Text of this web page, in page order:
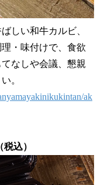
しい和牛カルビ、
・味付けで、食欲
なしや会議、懇親
。
ak
込）